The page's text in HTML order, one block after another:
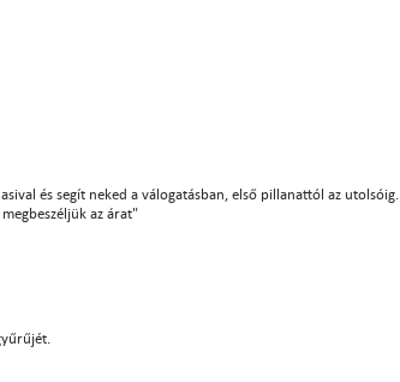
és segít neked a válogatásban, első pillanattól az utolsóig.
az árat"